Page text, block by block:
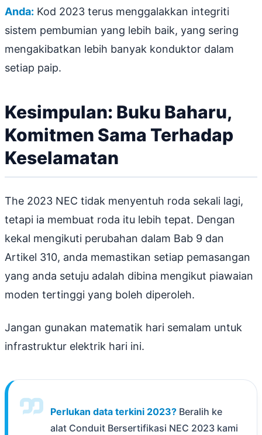
Anda: Kod 2023 terus menggalakkan integriti
sistem pembumian yang lebih baik, yang sering
mengakibatkan lebih banyak konduktor dalam
setiap paip.
Kesimpulan: Buku Baharu,
Komitmen Sama Terhadap
Keselamatan
The 2023 NEC tidak menyentuh roda sekali lagi,
tetapi ia membuat roda itu lebih tepat. Dengan
kekal mengikuti perubahan dalam Bab 9 dan
Artikel 310, anda memastikan setiap pemasangan
yang anda setuju adalah dibina mengikut piawaian
moden tertinggi yang boleh diperoleh.
Jangan gunakan matematik hari semalam untuk
infrastruktur elektrik hari ini.
Perlukan data terkini 2023? Beralih ke
alat Conduit Bersertifikasi NEC 2023 kami